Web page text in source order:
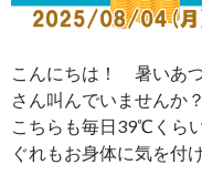
こんにちは！ 暑いあ
さん叫んでいませんか？
こちらも毎日39℃くら
ぐれもお身体に気を付